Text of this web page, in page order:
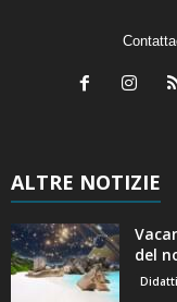
ALTRE NOTIZIE
del